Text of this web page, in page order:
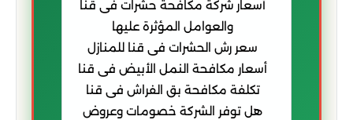
أسعار شركة مكافحة حشرات فى قنا
والعوامل المؤثرة عليها
سعر رش الحشرات فى قنا للمنازل
أسعار مكافحة النمل الأبيض فى قنا
تكلفة مكافحة بق الفراش فى قنا
هل توفر الشركة خصومات وعروض